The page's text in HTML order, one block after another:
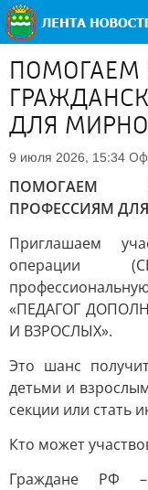
ПОМОГАЕМ
ДЛЯ
9 июля 2026, 15:34
ПОМОГАЕМ
ПРОФЕССИЯМ
Приглашаем
операции
«ПЕДАГОГ
И ВЗРОСЛЫХ».
Это шанс
детьми и
секции или стать
Кто может
Граждане РФ –